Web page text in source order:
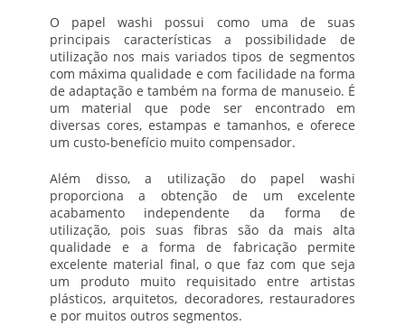
O papel washi possui como uma de suas
principais características a possibilidade de
utilização nos mais variados tipos de segmentos
com máxima qualidade e com facilidade na forma
de adaptação e também na forma de manuseio. É
um material que pode ser encontrado em
diversas cores, estampas e tamanhos, e oferece
um custo-benefício muito compensador.
Além disso, a utilização do papel washi
proporciona a obtenção de um excelente
acabamento independente da forma de
utilização, pois suas fibras são da mais alta
qualidade e a forma de fabricação permite
excelente material final, o que faz com que seja
um produto muito requisitado entre artistas
plásticos, arquitetos, decoradores, restauradores
e por muitos outros segmentos.